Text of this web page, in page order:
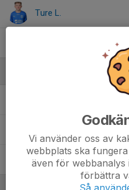
Ture L.
Petter Hellstrandh
P2012
Vi använder oss av
webbplats ska
även för webbanalys
förbättra
Så